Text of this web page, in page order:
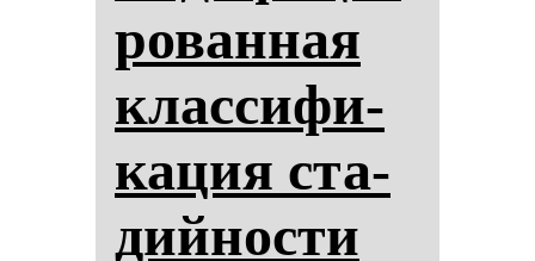
ро­ван­ная
клас­си­фи­
ка­ция ста­
дий­нос­ти